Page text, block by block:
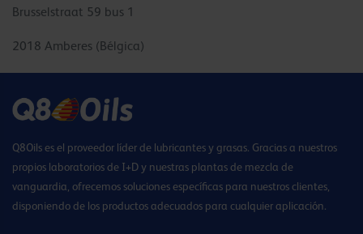
Brusselstraat 59 bus 1
2018 Amberes (Bélgica)
Q8Oils es el proveedor líder de lubricantes y grasas. Gracias a nuestros
propios laboratorios de I+D y nuestras plantas de mezcla de
vanguardia, ofrecemos soluciones específicas para nuestros clientes,
disponiendo de los productos adecuados para cualquier aplicación.